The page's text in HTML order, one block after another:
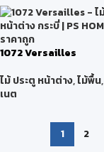
1072 Versailles
ไม้ ประตู หน้าต่าง,ไม้พื้น,
เนต
1 2